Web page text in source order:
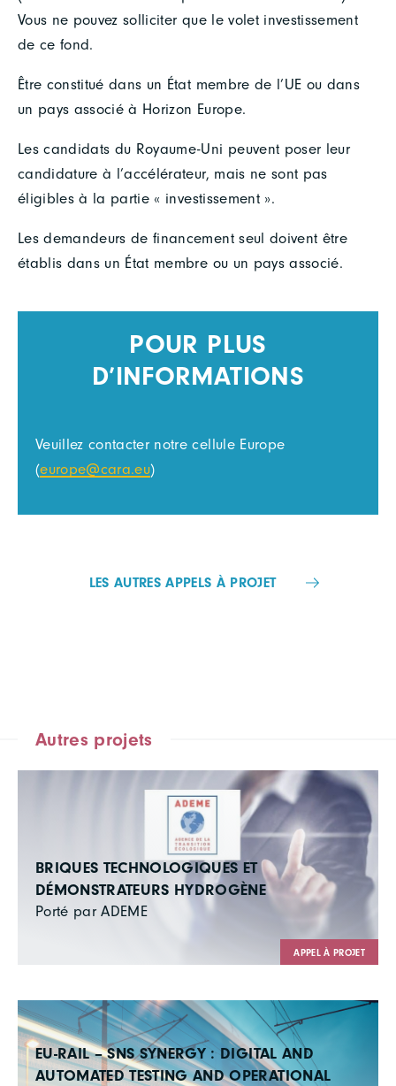
Vous ne pouvez solliciter que le volet investissement
de ce fond.
Être constitué dans un État membre de l’UE ou dans
un pays associé à Horizon Europe.
Les candidats du Royaume-Uni peuvent poser leur
candidature à l’accélérateur, mais ne sont pas
éligibles à la partie « investissement ».
Les demandeurs de financement seul doivent être
établis dans un État membre ou un pays associé.
POUR PLUS
D’INFORMATIONS
Veuillez contacter notre cellule Europe
(europe@cara.eu)
LES AUTRES APPELS À PROJET
Autres projets
BRIQUES TECHNOLOGIQUES ET
DÉMONSTRATEURS HYDROGÈNE
Porté par ADEME
APPEL À PROJET
EU-RAIL – SNS SYNERGY : DIGITAL AND
AUTOMATED TESTING AND OPERATIONAL